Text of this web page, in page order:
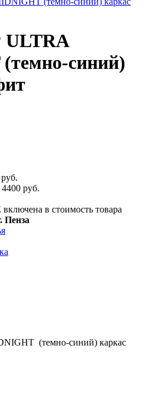
синий)
руб.
в стоимость товара
Пенза
(темно-синий) каркас